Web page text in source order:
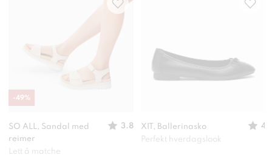
SO ALL, Sandal med
reimer
3.8
Lett å matche
-49%
XIT, Ballerinasko
4
Perfekt hverdagslook